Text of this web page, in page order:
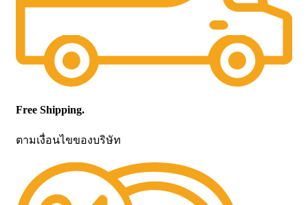
Free Shipping.
ตามเงื่อนไขของบริษัท